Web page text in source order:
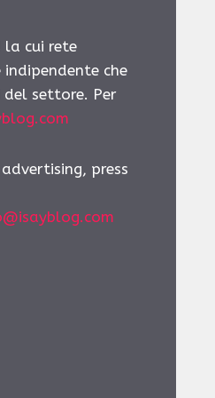
la cui rete
che
settore. Per
press